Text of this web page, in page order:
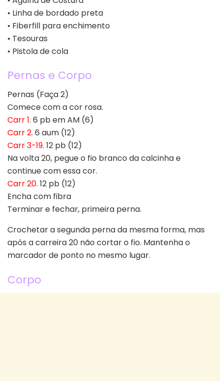
• Linha de bordado preta
• Fiberfill para enchimento
• Tesouras
• Pistola de cola
Pernas e Corpo
Pernas (Faça 2)
Comece com a cor rosa.
Carr 1. 6 pb em AM (6)
Carr 2. 6 aum (12)
Carr 3-19. 12 pb (12)
Na volta 20, pegue o fio branco da calcinha e
continue com essa cor.
Carr 20. 12 pb (12)
Encha com fibra
Terminar e fechar, primeira perna.
Crochetar a segunda perna da mesma forma, mas
após a carreira 20 não cortar o fio. Mantenha o
marcador de ponto no mesmo lugar.
Corpo